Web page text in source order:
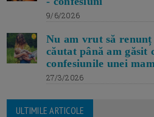
9/6/2026
Nu am vrut să
căutat până am găsit
confesiunile unei
27/3/2026
ULTIMILE ARTICOLE